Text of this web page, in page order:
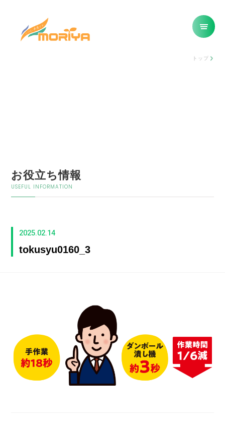
トップ
お役立ち情報
USEFUL INFORMATION
2025.02.14
tokusyu0160_3